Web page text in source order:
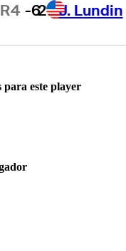
R4 -62 J. Lundin
para este player